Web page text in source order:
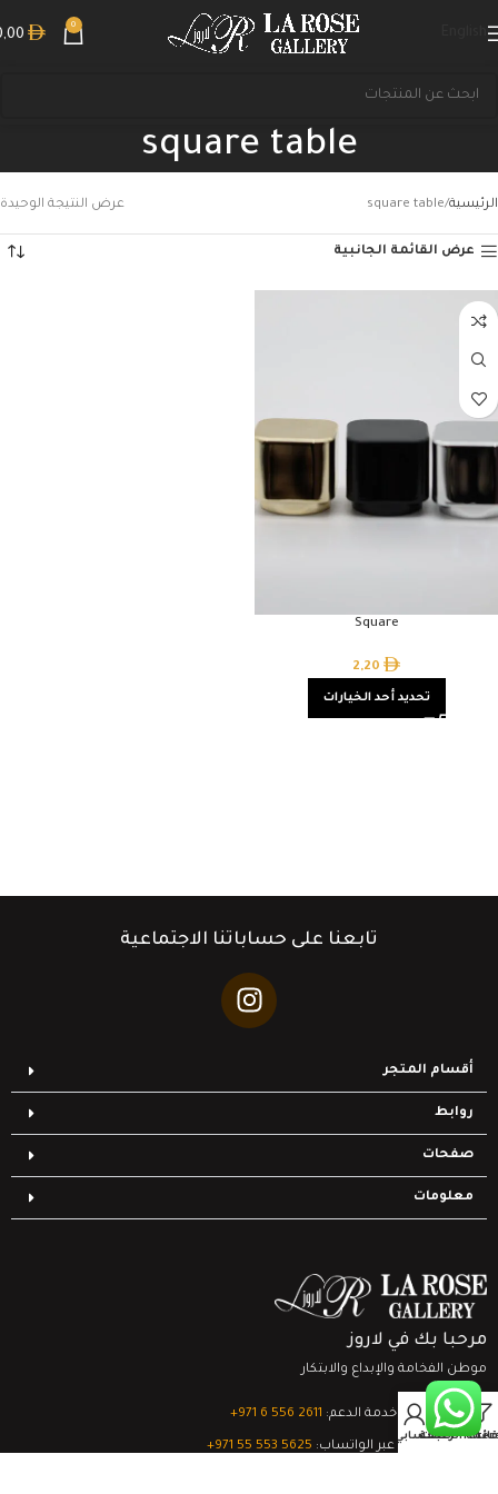
0
square table
الرئيسية square table عرض النتيجة الوحيدة
عرض القائمة الجانبية
Square
2,20
تحديد أحد الخيارات
تابعنا على حساباتنا الاجتماعية
أقسام المتجر
روابط
صفحات
معلومات
مرحبا بك في لاروز
موطن الفخامة والإبداع والابتكار
تواصل مع خدمة الدعم: ‎+971 6 556 2611
الدعم الفني عبر الواتساب: ‎+971 55 553 5625
قائمة الرغبات
0
السلةحسابي